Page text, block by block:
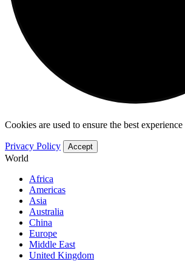
Cookies are used to ensure the best
Privacy Policy Accept
World
Africa
Americas
Asia
Australia
China
Europe
Middle East
United Kingdom